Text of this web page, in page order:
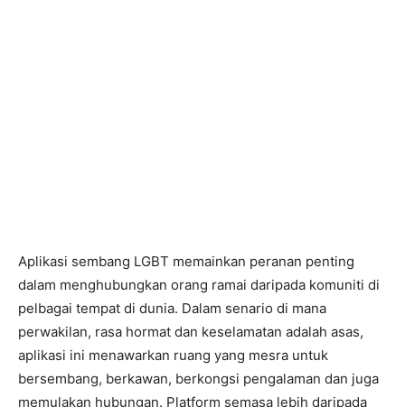
Aplikasi sembang LGBT memainkan peranan penting
dalam menghubungkan orang ramai daripada komuniti di
pelbagai tempat di dunia. Dalam senario di mana
perwakilan, rasa hormat dan keselamatan adalah asas,
aplikasi ini menawarkan ruang yang mesra untuk
bersembang, berkawan, berkongsi pengalaman dan juga
memulakan hubungan. Platform semasa lebih daripada